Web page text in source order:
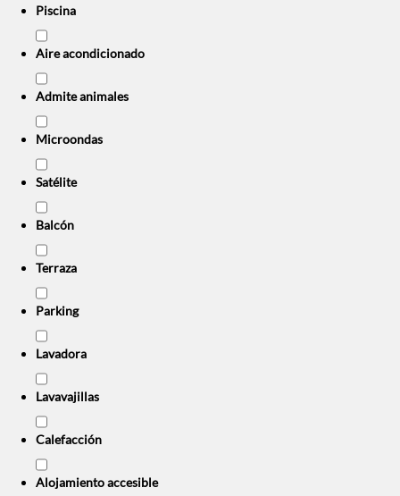
Piscina
Aire acondicionado
Admite animales
Microondas
Satélite
Balcón
Terraza
Parking
Lavadora
Lavavajillas
Calefacción
Alojamiento accesible